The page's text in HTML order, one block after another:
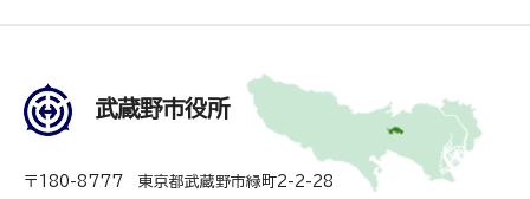
武蔵野市役所
〒180-8777 東京都武蔵野市緑町2-2-28